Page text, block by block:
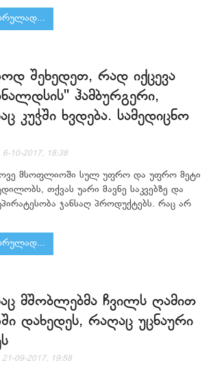
შეხედეთ, რად იქცევა
ჰამბურგერი,
კუჭში ხვდება. სამედიცნო
6-10-2017, 18:38
მსოფლიოში სულ უფრო და უფრო მეტი
თქვას უარი მავნე საკვებზე და
ჯანსაღ პროდუქტებს. რაც არ
მშობლებმა ჩვილს ღამით
დახედეს, რაღაც უცნაური
21-09-2017, 19:58